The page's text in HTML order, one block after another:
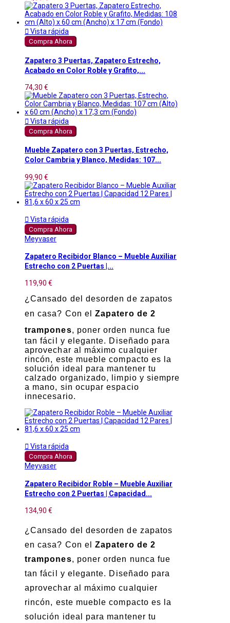
 Vista rápida
Compra Ahora
Zapatero 3 Puertas, Zapatero Estrecho,
Acabado en Color Roble y Grafito,...
74,30 €
 Vista rápida
Compra Ahora
Mueble Zapatero con 3 Puertas, Estrecho,
Color Cambria y Blanco, Medidas: 107...
99,90 €
 Vista rápida
Compra Ahora
Meyvaser
Zapatero Recibidor Blanco – Mueble Auxiliar
Estrecho con 2 Puertas |...
119,90 €
¿Cansado del desorden de zapatos
en casa? Con elZapatero de 2
trampones, poner orden nunca fue
tan fácil y elegante. Diseñado para
aprovechar al máximo cualquier
rincón, este mueble compacto es la
solución ideal para mantener tu
calzado organizado, limpio y siempre
a mano, sin ocupar espacio
innecesario.
 Vista rápida
Compra Ahora
Meyvaser
Zapatero Recibidor Roble – Mueble Auxiliar
Estrecho con 2 Puertas | Capacidad...
134,90 €
¿Cansado del desorden de zapatos
en casa? Con elZapatero de 2
trampones, poner orden nunca fue
tan fácil y elegante. Diseñado para
aprovechar al máximo cualquier
rincón, este mueble compacto es la
solución ideal para mantener tu